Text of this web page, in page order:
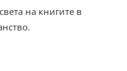
на книгите в